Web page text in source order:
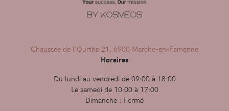
Chaussée de l'Ourthe 21, 6900 Marche-en-Famenne
Horaires
Du lundi au vendredi de 09:00 à 18:00
Le samedi de 10:00 à 17:00
Dimanche : Fermé